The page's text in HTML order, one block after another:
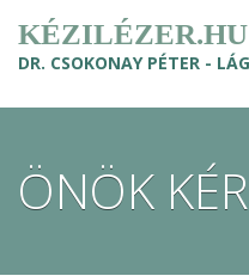
KÉZILÉZER.HU
DR. CSOKONAY PÉTER -
ÖNÖK